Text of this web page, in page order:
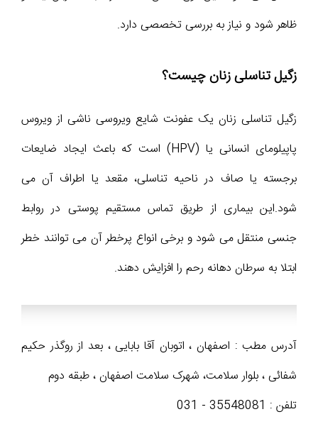
ظاهر شود و نیاز به بررسی تخصصی دارد.
زگیل تناسلی زنان چیست؟
زگیل تناسلی زنان یک عفونت شایع ویروسی ناشی از ویروس
پاپیلومای انسانی یا (HPV) است که باعث ایجاد ضایعات
برجسته یا صاف در ناحیه تناسلی، مقعد یا اطراف آن می
شود.این بیماری از طریق تماس مستقیم پوستی در روابط
جنسی منتقل می شود و برخی انواع پرخطر آن می توانند خطر
ابتلا به سرطان دهانه رحم را افزایش دهند.
آدرس مطب : اصفهان ، اتوبان آقا بابایی ، بعد از روگذر حکیم
شفائی ، بلوار سلامت، شهرک سلامت اصفهان ، طبقه دوم
تلفن : 35548081 - 031